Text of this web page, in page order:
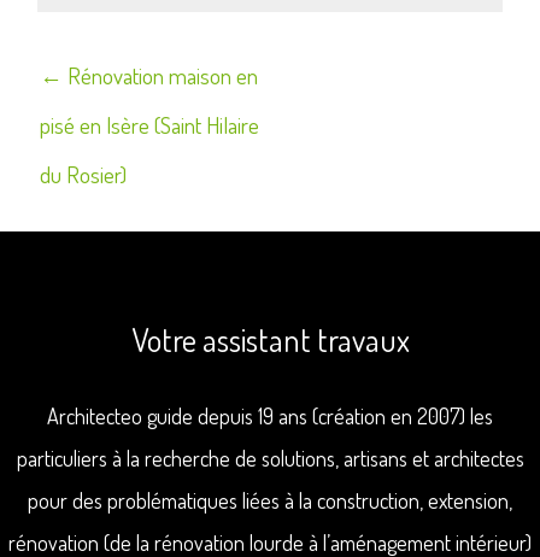
Navigation
← Rénovation maison en
pisé en Isère (Saint Hilaire
du Rosier)
Votre assistant travaux
Architecteo guide depuis 19 ans (création en 2007) les
particuliers à la recherche de solutions, artisans et architectes
pour des problématiques liées à la construction, extension,
rénovation (de la rénovation lourde à l’aménagement intérieur)